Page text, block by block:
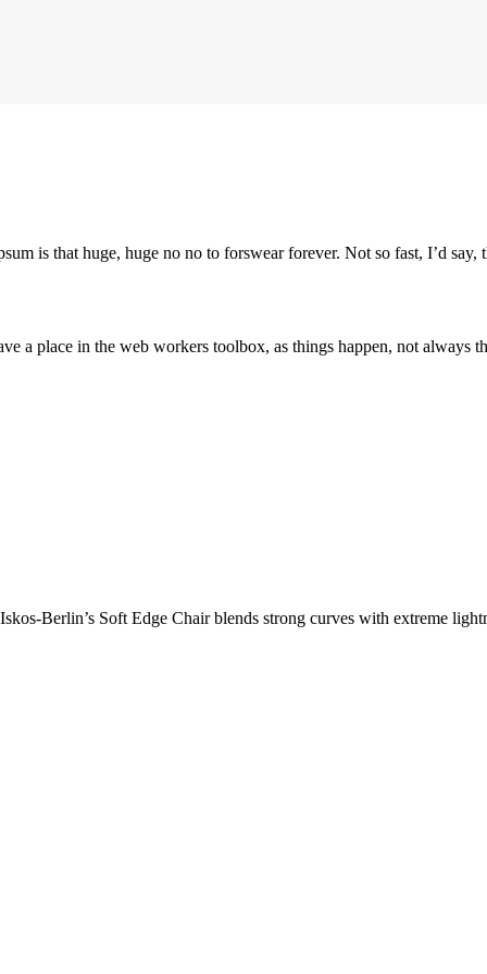
is that huge, huge no no to forswear forever. Not so fast, I’d say,
a place in the web workers toolbox, as things happen, not always
Berlin’s Soft Edge Chair blends strong curves with extreme